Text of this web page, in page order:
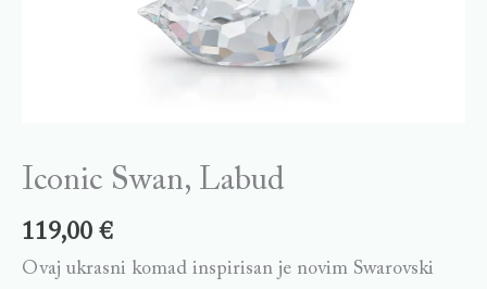
Iconic Swan, Labud
119,00 €
Ovaj ukrasni komad inspirisan je novim Swarovski